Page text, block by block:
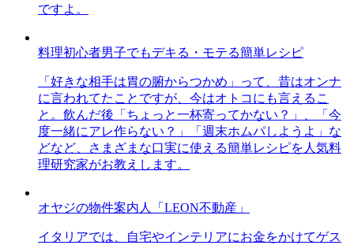
ですよ。
料理初心者男子でもデキる・モテる簡単レシピ
「好きな相手は胃の腑からつかめ」って、昔はオンナ
に言われてたことですが、今はオトコにも言えるこ
と。飲んだ後「ちょっと一杯寄ってかない？」、「今
度一緒にアレ作らない？」「週末ホムパしようよ」な
どなど、さまざまな口実に使える簡単レシピを人気料
理研究家がお教えします。
オヤジの物件案内人「LEON不動産」
イタリアでは、自宅やインテリアにお金をかけてゲス